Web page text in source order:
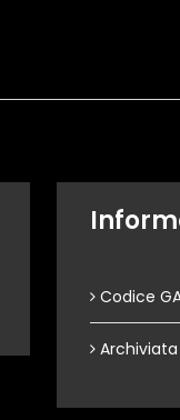
Codice
Archiviata